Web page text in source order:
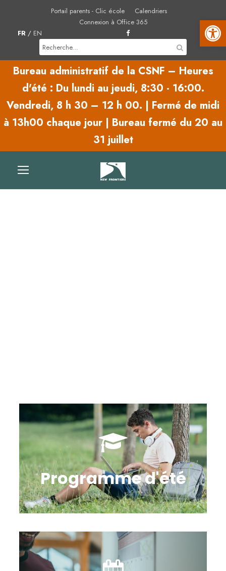
Ouvrir la barre d'outils
Portail parents - Clic école
Calendriers
Connexion à Office 365
FR / EN
Bureau administratif de la CSNF – Heures
d'été : Du lundi au jeudi, 8:30 - 16:00.
Vendredi, 8 h 30 – 12 h 00. | Fermé de midi
à 13h00 chaque jour | Bureau fermé du 20 au
31 juillet
Programme d'été